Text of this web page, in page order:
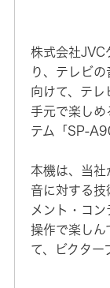
株式会社JVC
り、テレビ
向けて、テ
手元で楽しめ
テム「SP-
本機は、当社
音に対する
メント・コ
操作で楽しん
て、ビクター